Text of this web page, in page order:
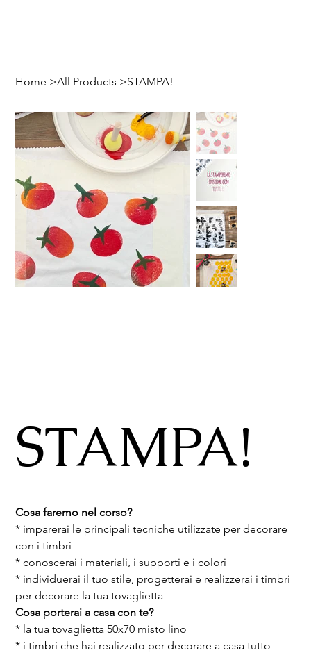
Home >All Products >STAMPA!
STAMPA!
Cosa faremo nel corso?
* imparerai le principali tecniche utilizzate per decorare
con i timbri
* conoscerai i materiali, i supporti e i colori
* individuerai il tuo stile, progetterai e realizzerai i timbri
per decorare la tua tovaglietta
Cosa porterai a casa con te?
* la tua tovaglietta 50x70 misto lino
* i timbri che hai realizzato per decorare a casa tutto